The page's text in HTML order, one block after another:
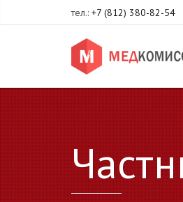
тел.: +7 (812) 380-82-54